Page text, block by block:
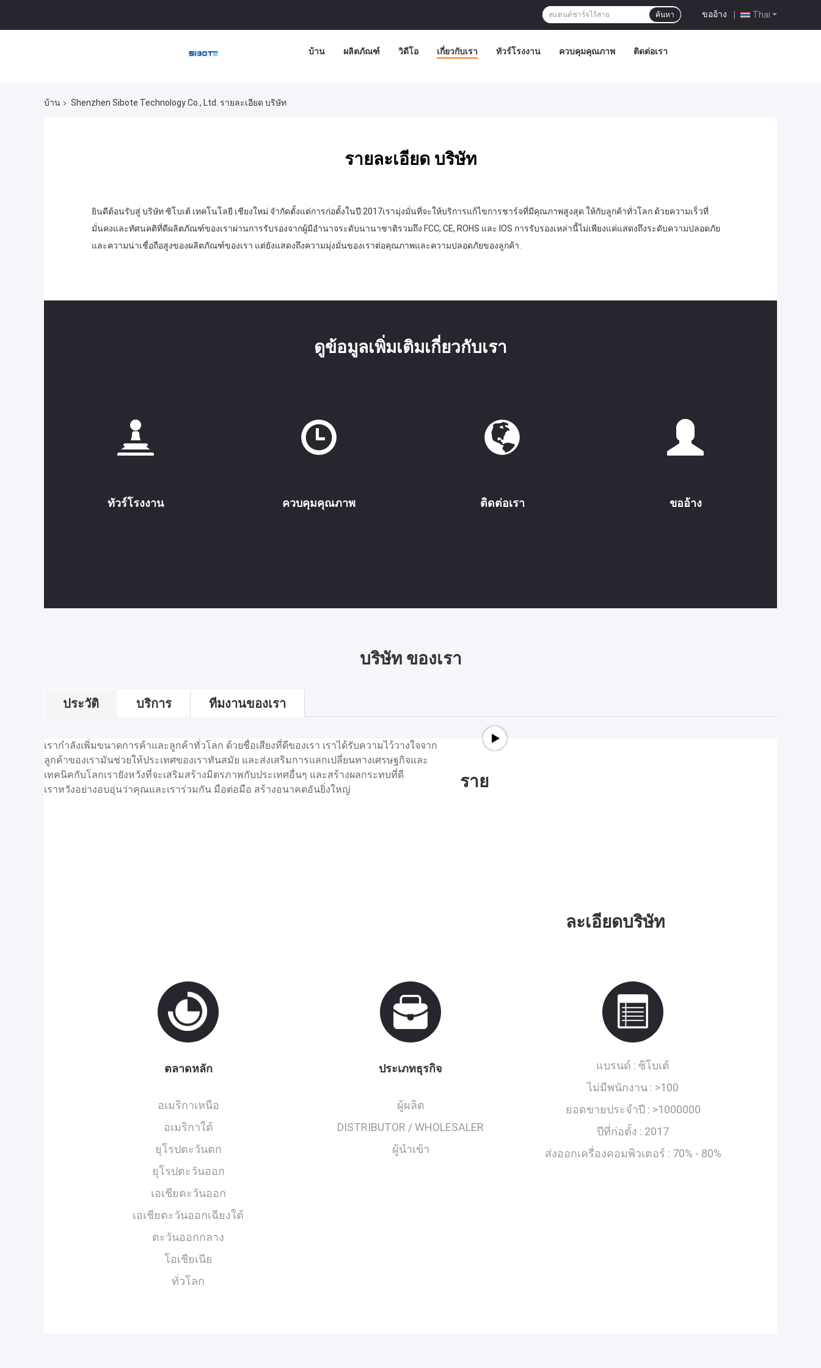
Thai
ขออ้าง |
ค้นหา
บ้าน ผลิตภัณฑ์ วิดีโอ เกี่ยวกับเรา ทัวร์โรงงาน ควบคุมคุณภาพ ติดต่อเรา
บ้าน Shenzhen Sibote Technology Co., Ltd. รายละเอียด บริษัท
รายละเอียด บริษัท
ยินดีต้อนรับสู่ บริษัท ซิโบเต้ เทคโนโลยี เชียงใหม่ จํากัดตั้งแต่การก่อตั้งในปี 2017เรามุ่งมั่นที่จะให้บริการแก้ไขการชาร์จที่มีคุณภาพสูงสุด ให้กับลูกค้าทั่วโลก ด้วยความเร็วที่
มั่นคงและทัศนคติที่ดีผลิตภัณฑ์ของเราผ่านการรับรองจากผู้มีอํานาจระดับนานาชาติรวมถึง FCC, CE, ROHS และ lOS การรับรองเหล่านี้ไม่เพียงแค่แสดงถึงระดับความปลอดภัย
และความน่าเชื่อถือสูงของผลิตภัณฑ์ของเรา แต่ยังแสดงถึงความมุ่งมั่นของเราต่อคุณภาพและความปลอดภัยของลูกค้า.
ดูข้อมูลเพิ่มเติมเกี่ยวกับเรา
ทัวร์โรงงาน ควบคุมคุณภาพ ติดต่อเรา ขออ้าง
บริษัท ของเรา
ประวัติ บริการ ทีมงานของเรา
เรากําลังเพิ่มขนาดการค้าและลูกค้าทั่วโลก ด้วยชื่อเสียงที่ดีของเรา เราได้รับความไว้วางใจจาก
ลูกค้าของเรามันช่วยให้ประเทศของเราทันสมัย และส่งเสริมการแลกเปลี่ยนทางเศรษฐกิจและ
เทคนิคกับโลกเรายังหวังที่จะเสริมสร้างมิตรภาพกับประเทศอื่นๆ และสร้างผลกระทบที่ดี
เราหวังอย่างอบอุ่นว่าคุณและเราร่วมกัน มือต่อมือ สร้างอนาคตอันยิ่งใหญ่
ราย
ละเอียดบริษัท
ตลาดหลัก
อเมริกาเหนือ
อเมริกาใต้
ยุโรปตะวันตก
ยุโรปตะวันออก
เอเชียตะวันออก
เอเชียตะวันออกเฉียงใต้
ตะวันออกกลาง
โอเชียเนีย
ทั่วโลก
ประเภทธุรกิจ
ผู้ผลิต
DISTRIBUTOR / WHOLESALER
ผู้นำเข้า
แบรนด์ : ซิโบเต้
ไม่มีพนักงาน : >100
ยอดขายประจำปี : >1000000
ปีที่ก่อตั้ง : 2017
ส่งออกเครื่องคอมพิวเตอร์ : 70% - 80%